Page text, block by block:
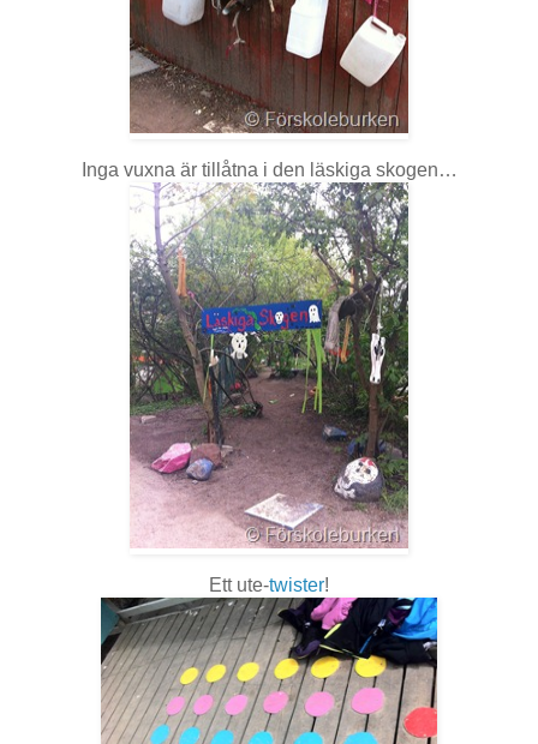
Inga vuxna är tillåtna i den läskiga skogen…
Ett ute-twister!